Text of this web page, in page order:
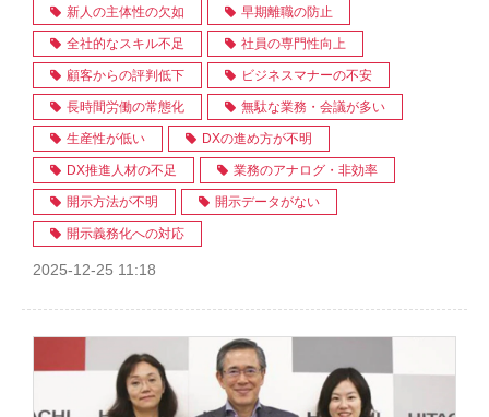
新人の主体性の欠如 早期離職の防止
全社的なスキル不足 社員の専門性向上
顧客からの評判低下 ビジネスマナーの不安
長時間労働の常態化 無駄な業務・会議が多い
生産性が低い DXの進め方が不明
DX推進人材の不足 業務のアナログ・非効率
開示方法が不明 開示データがない
開示義務化への対応
2025-12-25 11:18